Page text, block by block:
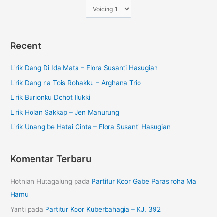
Recent
Lirik Dang Di Ida Mata – Flora Susanti Hasugian
Lirik Dang na Tois Rohakku – Arghana Trio
Lirik Burionku Dohot Ilukki
Lirik Holan Sakkap – Jen Manurung
Lirik Unang be Hatai Cinta – Flora Susanti Hasugian
Komentar Terbaru
Hotnian Hutagalung pada Partitur Koor Gabe Parasiroha Ma
Hamu
Yanti pada Partitur Koor Kuberbahagia – KJ. 392